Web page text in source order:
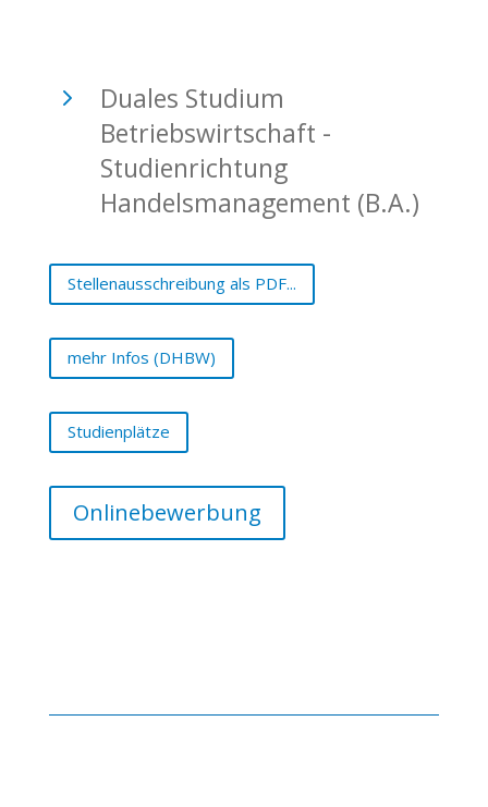
5
Duales Studium
Betriebswirtschaft -
Studienrichtung
Handelsmanagement (B.A.)
Stellenausschreibung als PDF...
mehr Infos (DHBW)
Studienplätze
Onlinebewerbung